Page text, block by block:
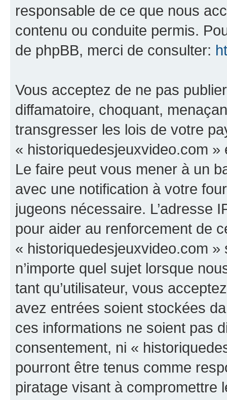
responsable de ce que nous
contenu ou conduite permis.
de phpBB, merci de consulter:
Vous acceptez de ne pas
diffamatoire, choquant,
transgresser les lois de votre
« historiquedesjeuxvideo.com
Le faire peut vous mener à un
avec une notification à votre
jugeons nécessaire. L’adresse
pour aider au renforcement de
« historiquedesjeuxvideo.com
n’importe quel sujet lorsque
tant qu’utilisateur, vous
avez entrées soient stockées
ces informations ne soient pas
consentement, ni «
pourront être tenus comme
piratage visant à compromettre